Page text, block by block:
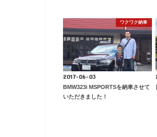
ワクワク納車
2017-06-03
BMW323i MSPORTSを納車させて
いただきました！